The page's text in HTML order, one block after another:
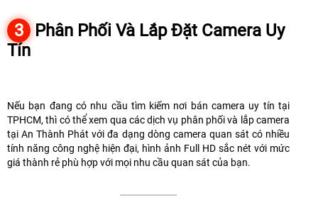
3
Phân Phối Và Lắp Đặt Camera Uy
Tín
Nếu bạn đang có nhu cầu tìm kiếm nơi bán camera uy tín tại
TPHCM, thì có thể xem qua các dịch vụ phân phối và lắp camera
tại An Thành Phát với đa dạng dòng camera quan sát có nhiều
tính năng công nghệ hiện đại, hình ảnh Full HD sắc nét với mức
giá thành rẻ phù hợp với mọi nhu cầu quan sát của bạn.